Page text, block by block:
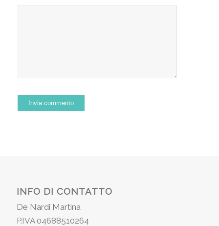
INFO DI CONTATTO
De Nardi Martina
P.IVA 04688510264